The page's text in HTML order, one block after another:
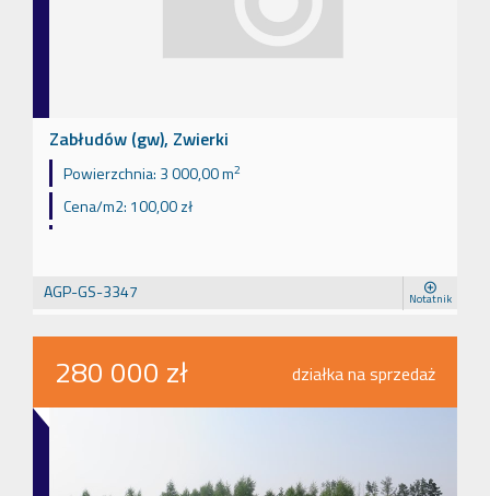
Zabłudów (gw), Zwierki
Powierzchnia: 3 000,00 m2
Cena/m2: 100,00 zł
AGP-GS-3347 Notatnik
280 000 zł działka na sprzedaż